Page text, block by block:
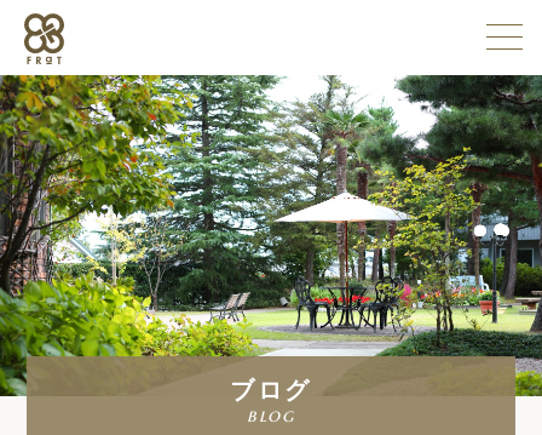
施設情報
企業情報
採用情報
よくある質問
ブログ
blog